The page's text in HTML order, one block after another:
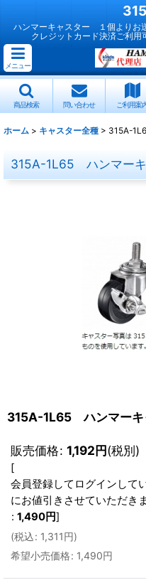
ハンマーキャスター １個よりお
クレジットカード決済ご利
メニュー
商品検索 問い合わせ ご利用案
ホーム > キャスター全種 > 315A-
315A-1L65 ハンマー
315A-1L65 ハンマーキ
販売価格: 1,192円(税別)
[
会員登録してログインして
にお値引きさせていただき
: 1,490円]
(税込: 1,311円)
希望小売価格: 1,490円